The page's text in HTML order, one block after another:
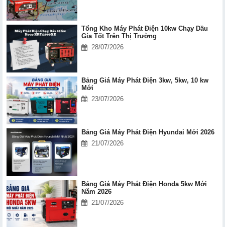
Tổng Kho Máy Phát Điện 10kw Chạy Dầu
Gía Tốt Trên Thị Trường
28/07/2026
Bảng Giá Máy Phát Điện 3kw, 5kw, 10 kw
Mới
23/07/2026
Bảng Giá Máy Phát Điện Hyundai Mới 2026
21/07/2026
Bảng Giá Máy Phát Điện Honda 5kw Mới
Năm 2026
21/07/2026